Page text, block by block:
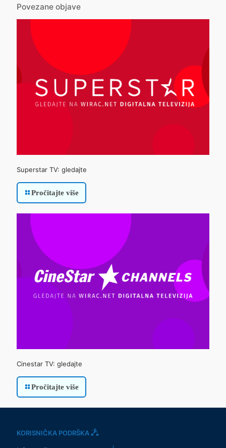
Povezane objave
Superstar TV: gledajte
Pročitajte više
Cinestar TV: gledajte
Pročitajte više
KORISNIČKA PODRŠKA